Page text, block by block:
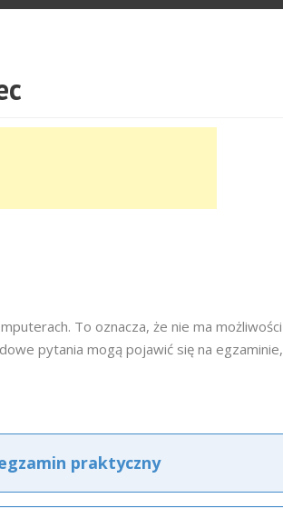
To oznacza, że nie ma możliwości
pytania mogą pojawić się na egzaminie,
praktyczny